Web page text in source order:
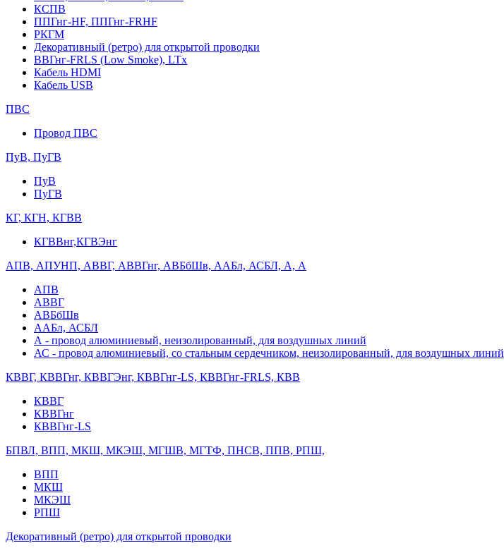
КСПВ
ППГнг-HF, ППГнг-FRHF
РКГМ
Декоративный (ретро) для открытой проводки
ВВГнг-FRLS (Low Smoke), LTx
Кабель HDMI
Кабель USB
ПВС
Провод ПВС
ПуВ, ПуГВ
ПуВ
ПуГВ
КГ, КГН, КГВВ
КГВВнг,КГВЭнг
АПВ, АПУНП, АВВГ, АВВГнг, АВБбШв, ААБл, АСБЛ, А, А
АПВ
АВВГ
АВБбШв
ААБл, АСБЛ
А - провод алюминиевый, неизолированный, для воздушных линий
АС - провод алюминиевый, со стальным сердечником, неизолированный, для воздушных линий
КВВГ, КВВГнг, КВВГЭнг, КВВГнг-LS, КВВГнг-FRLS, КВВ
КВВГ
КВВГнг
КВВГнг-LS
БПВЛ, ВПП, МКШ, МКЭШ, МГШВ, МГТФ, ПНСВ, ППВ, РПШ,
ВПП
МКШ
МКЭШ
РПШ
Декоративный (ретро) для открытой проводки